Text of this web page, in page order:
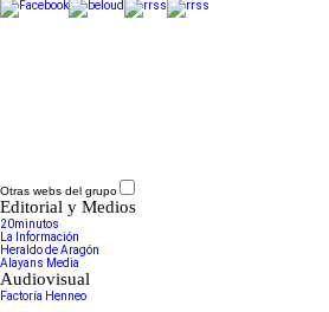
Otras webs del grupo
Editorial y Medios
20minutos
La Información
Heraldo de Aragón
Alayans Media
Audiovisual
Factoría Henneo